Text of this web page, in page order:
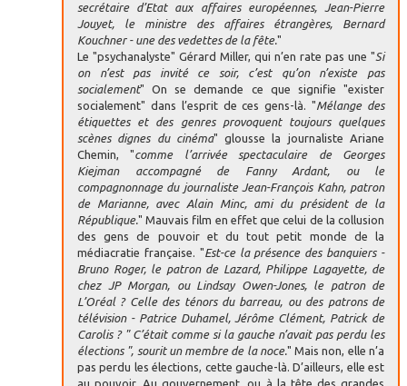
secrétaire d’Etat aux affaires européennes, Jean-Pierre
Jouyet, le ministre des affaires étrangères, Bernard
Kouchner - une des vedettes de la fête."
Le "psychanalyste" Gérard Miller, qui n’en rate pas une " Si
on n’est pas invité ce soir, c’est qu’on n’existe pas
socialement" On se demande ce que signifie "exister
socialement" dans l’esprit de ces gens-là. "Mélange des
étiquettes et des genres provoquent toujours quelques
scènes dignes du cinéma" glousse la journaliste Ariane
Chemin, "comme l’arrivée spectaculaire de Georges
Kiejman accompagné de Fanny Ardant, ou le
compagnonnage du journaliste Jean-François Kahn, patron
de Marianne, avec Alain Minc, ami du président de la
République." Mauvais film en effet que celui de la collusion
des gens de pouvoir et du tout petit monde de la
médiacratie française. "Est-ce la présence des banquiers -
Bruno Roger, le patron de Lazard, Philippe Lagayette, de
chez JP Morgan, ou Lindsay Owen-Jones, le patron de
L’Oréal ? Celle des ténors du barreau, ou des patrons de
télévision - Patrice Duhamel, Jérôme Clément, Patrick de
Carolis ? " C’était comme si la gauche n’avait pas perdu les
élections ", sourit un membre de la noce." Mais non, elle n’a
pas perdu les élections, cette gauche-là. D’ailleurs, elle est
au pouvoir. Au gouvernement, ou à la tête des grandes